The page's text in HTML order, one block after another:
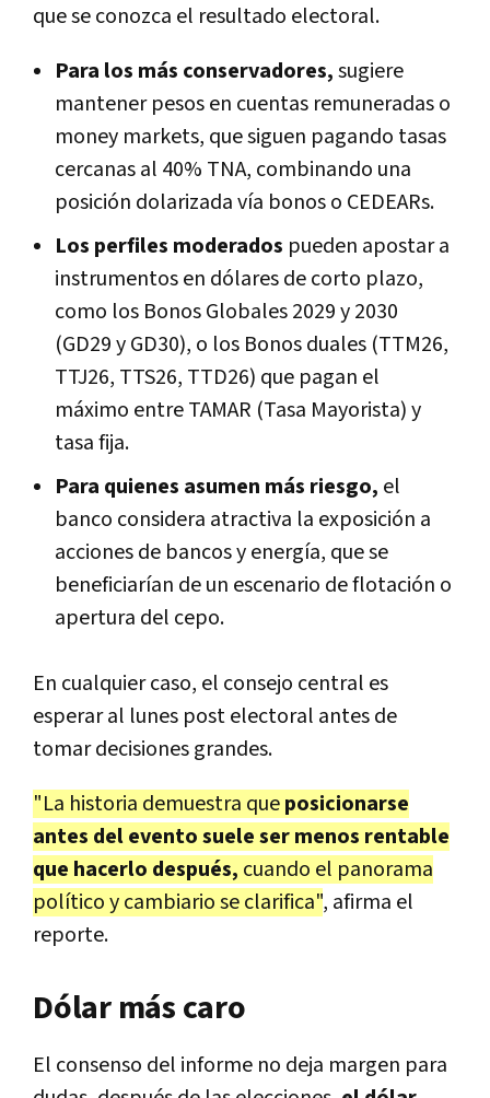
que se conozca el resultado electoral.
Para los más conservadores,sugiere
mantener pesos en cuentas remuneradas o
money markets, que siguen pagando tasas
cercanas al 40% TNA, combinando una
posición dolarizada vía bonos o CEDEARs.
Los perfiles moderados pueden apostar a
instrumentos en dólares de corto plazo,
como los Bonos Globales 2029 y 2030
(GD29yGD30), o los Bonos duales (TTM26,
TTJ26, TTS26, TTD26) que pagan el
máximo entre TAMAR (Tasa Mayorista) y
tasa fija.
Para quienes asumen más riesgo, el
banco considera atractiva la exposición a
acciones de bancos y energía, que se
beneficiarían de un escenario de flotación o
apertura del cepo.
En cualquier caso, el consejo central es
esperar al lunes post electoral antes de
tomar decisiones grandes.
"La historia demuestra queposicionarse
antes del evento suele ser menos rentable
que hacerlo después, cuando el panorama
político y cambiario se clarifica", afirma el
reporte.
Dólar más caro
El consenso del informe no deja margen para